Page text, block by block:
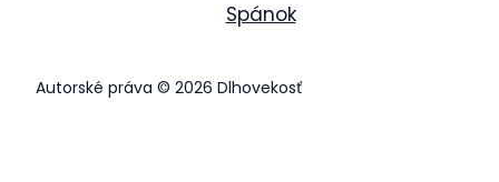
Spánok
Autorské práva © 2026 Dlhovekosť